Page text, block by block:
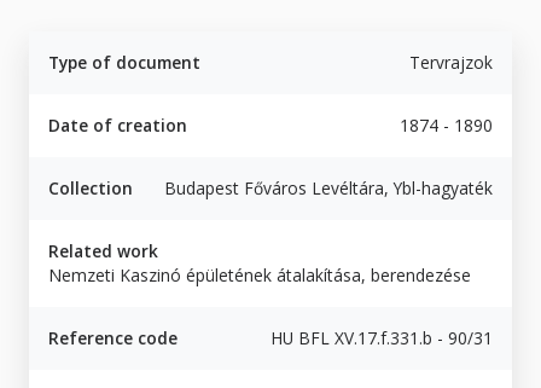
Type of document Tervrajzok
Date of creation 1874 - 1890
Collection Budapest Főváros Levéltára, Ybl-hagyaték
Related work
Nemzeti Kaszinó épületének átalakítása, berendezése
Reference code HU BFL XV.17.f.331.b - 90/31